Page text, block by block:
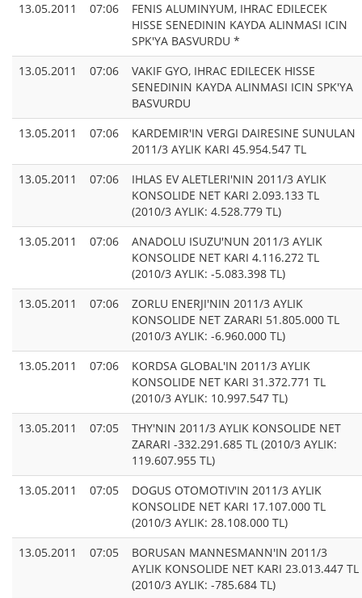
13.05.2011
07:06
FENIS ALUMINYUM, IHRAC EDILECEK
HISSE SENEDININ KAYDA ALINMASI ICIN
SPK'YA BASVURDU *
13.05.2011
07:06
VAKIF GYO, IHRAC EDILECEK HISSE
SENEDININ KAYDA ALINMASI ICIN SPK'YA
BASVURDU
13.05.2011
07:06
KARDEMIR'IN VERGI DAIRESINE SUNULAN
2011/3 AYLIK KARI 45.954.547 TL
13.05.2011
07:06
IHLAS EV ALETLERI'NIN 2011/3 AYLIK
KONSOLIDE NET KARI 2.093.133 TL
(2010/3 AYLIK: 4.528.779 TL)
13.05.2011
07:06
ANADOLU ISUZU'NUN 2011/3 AYLIK
KONSOLIDE NET KARI 4.116.272 TL
(2010/3 AYLIK: -5.083.398 TL)
13.05.2011
07:06
ZORLU ENERJI'NIN 2011/3 AYLIK
KONSOLIDE NET ZARARI 51.805.000 TL
(2010/3 AYLIK: -6.960.000 TL)
13.05.2011
07:06
KORDSA GLOBAL'IN 2011/3 AYLIK
KONSOLIDE NET KARI 31.372.771 TL
(2010/3 AYLIK: 10.997.547 TL)
13.05.2011
07:05
THY'NIN 2011/3 AYLIK KONSOLIDE NET
ZARARI -332.291.685 TL (2010/3 AYLIK:
119.607.955 TL)
13.05.2011
07:05
DOGUS OTOMOTIV'IN 2011/3 AYLIK
KONSOLIDE NET KARI 17.107.000 TL
(2010/3 AYLIK: 28.108.000 TL)
13.05.2011
07:05
BORUSAN MANNESMANN'IN 2011/3
AYLIK KONSOLIDE NET KARI 23.013.447 TL
(2010/3 AYLIK: -785.684 TL)